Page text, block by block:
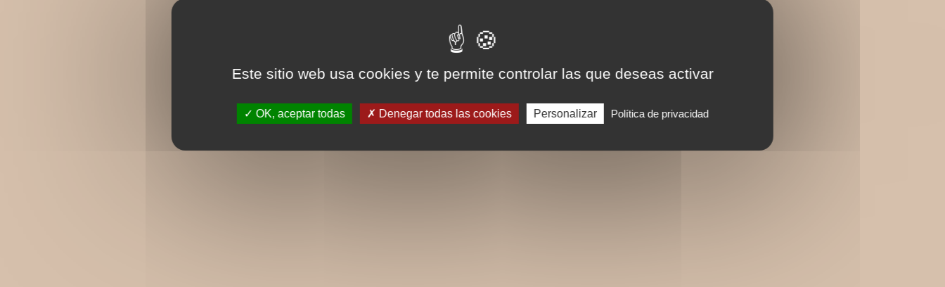
Este sitio web usa cookies y te permite controlar las que deseas activar
OK, aceptar todas Denegar todas las cookies Personalizar Política de privacidad